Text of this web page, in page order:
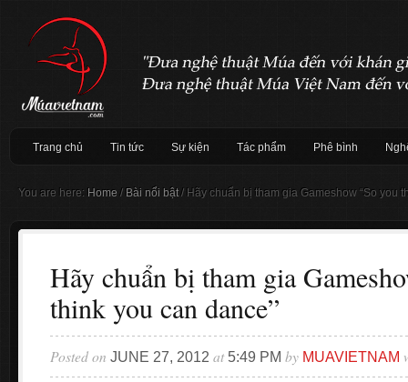
Trang chủ Tin tức Sự kiện Tác phẩm Phê bình
You are here: Home / Bài nổi bật / Hãy chuẩn bị tham gia Gameshow “So you
Hãy chuẩn bị tham gia
think you can dance”
Posted on JUNE 27, 2012 at 5:49 PM by MUAVIETNAM